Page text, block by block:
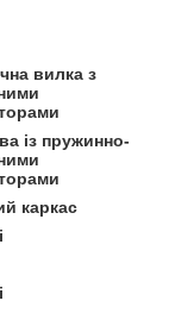
вилка з
із пружинно-
каркас